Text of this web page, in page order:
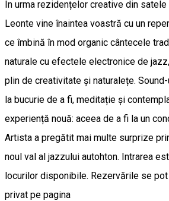
În urma rezidențelor creative din satele
Leonte vine înaintea voastră cu un
ce îmbină în mod organic cântecele
naturale cu efectele electronice de
plin de creativitate și naturalețe.
la bucurie de a fi, meditație și
experiență nouă: aceea de a fi la un
Artista a pregătit mai multe surprize
noul val al jazzului autohton. Intrarea
locurilor disponibile. Rezervările se
privat pe pagina